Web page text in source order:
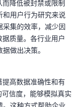
降低被封禁或限制
用户行为研究来说
采集的效率，减少因
质量。各行业用户
做出决策。
高数据准确性和有
信度，能够模拟真实
。这种方式帮助企业